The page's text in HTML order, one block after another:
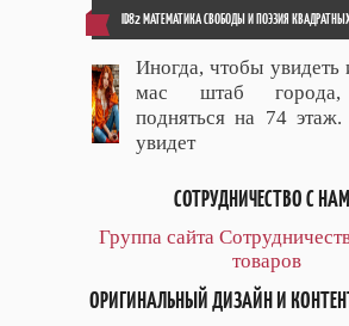
ID82 МАТЕМАТИКА СВОБОДЫ И ПОЭЗИЯ
Иногда, чтобы увидеть
мас штаб
подняться на 74
увидет
СОТРУДНИЧЕСТВО С
Группа сайта
товаров
ОРИГИНАЛЬНЫЙ ДИЗАЙН И